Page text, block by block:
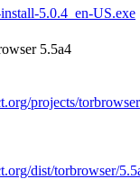
5.0.4_en-US.exe
5.5a4
projects/
dist/torbrowser/